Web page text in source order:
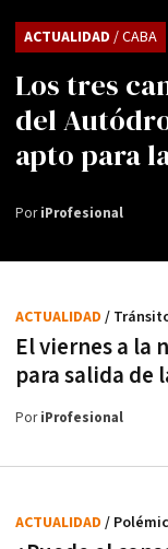
Los tres
del
apto para
ACTUALIDAD / CABA
PoriProfesional
El viernes a la
para salida de
ACTUALIDAD /
PoriProfesional
ACTUALIDAD /